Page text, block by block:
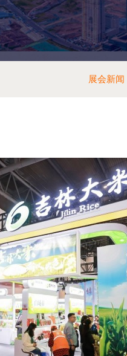
展会新闻